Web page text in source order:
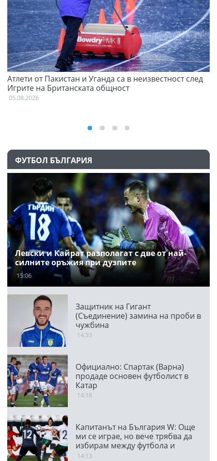
Атлети от Пакистан и Уганда са в неизвестност след
Игрите на Британската общност
05.08.2026
ФУТБОЛ БЪЛГАРИЯ
Левски и Кайрат разполагат с две от най-
силните оръжия при дузпите
15:06
Защитник на Гигант
(Съединение) замина на проби в
чужбина
14:33
Официално: Спартак (Варна)
продаде основен футболист в
Катар
14:18
Капитанът на България W: Още
ми се играе, но вече трябва да
избирам между футбола и
семейството
14:13